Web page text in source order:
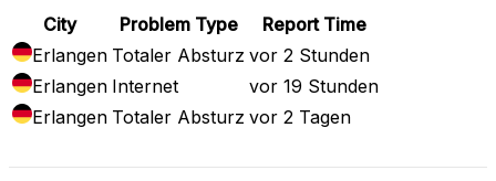
City Problem Type
Report Time
Erlangen Totaler Absturz vor 2 Stunden
Erlangen Internet
vor 19 Stunden
Erlangen Totaler Absturz vor 2 Tagen